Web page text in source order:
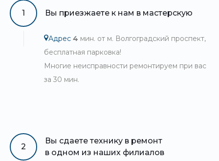
1 Вы приезжаете к нам в мастерскую
Адрес 4 мин. от м. Волгоградский проспект,
бесплатная парковка!
Многие неисправности ремонтируем при вас
за 30 мин.
2
Вы сдаете технику в ремонт
в одном из наших филиалов